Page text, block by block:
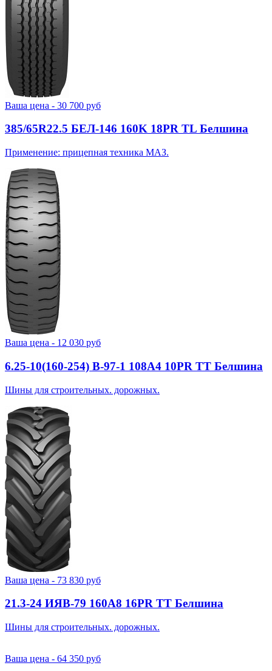
Ваша цена - 30 700 руб
385/65R22.5 БЕЛ-146 160K 18PR TL Белшина
Применение: прицепная техника МАЗ.
Ваша цена - 12 030 руб
6.25-10(160-254) В-97-1 108A4 10PR TT Белшина
Шины для строительных. дорожных.
Ваша цена - 73 830 руб
21.3-24 ИЯВ-79 160A8 16PR TT Белшина
Шины для строительных. дорожных.
Ваша цена - 64 350 руб